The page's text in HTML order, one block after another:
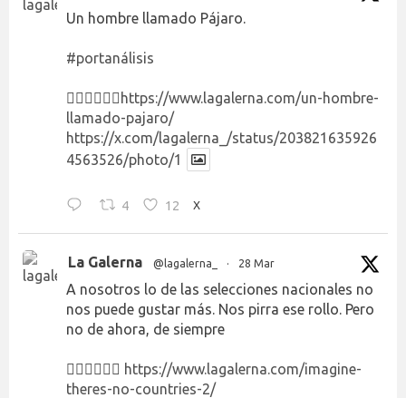
Un hombre llamado Pájaro.
#portanálisis
👉🏻👉🏻👉🏻 https://www.lagalerna.com/un-hombre-
llamado-pajaro/
https://x.com/lagalerna_/status/203821635926
4563526/photo/1
4 12 X
La Galerna @lagalerna_ · 28 Mar
A nosotros lo de las selecciones nacionales no
nos puede gustar más. Nos pirra ese rollo. Pero
no de ahora, de siempre
👉🏻👉🏻👉🏻 https://www.lagalerna.com/imagine-
theres-no-countries-2/